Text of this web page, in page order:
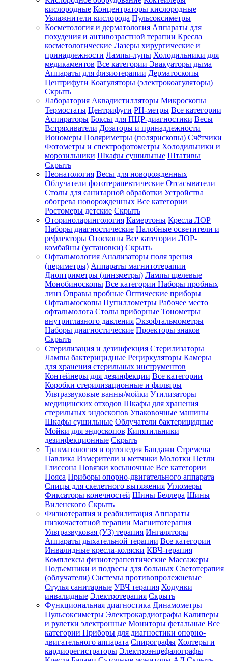
Зарегистрироваться
Зачем
регистрироваться?
Все
покупки
одном
месте
Личный
менеджер
Отслеживание
статуса
заказа
кислородные Концентраторы кислородные
Увлажнители кислорода Пульсоксиметры
Косметология и дерматология Аппараты для
похудения и антивозрастной терапии Кресла
косметологические Лазеры хирургические и
принадлежности Лампы-лупы Холодильники для
медикаментов Все категории Эвакуаторы дыма
Аппараты для физиотерапии Дерматоскопы
Центрифуги Коагуляторы (электрокоагуляторы)
Скрыть
Лаборатория Аквадистилляторы Микроскопы
Термостаты Центрифуги PH-метры Все категории
Аспираторы Боксы для ПЦР-диагностики Весы
Встряхиватели Дозаторы и принадлежности
Иономеры Поляриметры (полярископы) Счётчики
Фотометры и спектрофотометры Холодильники и
морозильники Шкафы сушильные Штативы
Скрыть
Неонатология Весы для новорожденных
Облучатели фототерапевтические Отсасыватели
Столы для санитарной обработки Устройства
обогрева новорожденных Все категории
Ростомеры детские Скрыть
Оториноларингология Камертоны Кресла ЛОР
Наборы диагностические Налобные осветители и
рефлекторы Отоскопы Все категории ЛОР-
комбайны (установки) Скрыть
Офтальмология Анализаторы поля зрения
(периметры) Аппараты магнитотерапии
Диоптриметры (линзметры) Лампы щелевые
Монобиноскопы Все категории Наборы пробных
линз Оправы пробные Оптические приборы
Офтальмоскопы Пупиллометры Рабочее место
офтальмолога Столы приборные Тонометры
внутриглазного давления Экзофтальмометры
Наборы диагностические Проекторы знаков
Скрыть
Стерилизация и дезинфекция Стерилизаторы
Лампы бактерицидные Рециркуляторы Камеры
для хранения стерильных инструментов
Контейнеры для дезинфекции Все категории
Коробки стерилизационные и фильтры
Ультразвуковые ванны/мойки Утилизаторы
медицинских отходов Шкафы для хранения
стерильных эндоскопов Упаковочные машины
Шкафы сушильные Облучатели бактерицидные
Мойки для эндоскопов Кипятильники
дезинфекционные Скрыть
Травматология и ортопедия Бандажи Стремена
Павлика Измерители и метчики Молотки Петли
Глиссона Повязки косыночные Все категории
Пояса Приборы опорно-двигательного аппарата
Спицы для скелетного вытяжения Угломеры
Фиксаторы конечностей Шины Беллера Шины
Виленского Скрыть
Физиотерапия и реабилитация Аппараты
низкочастотной терапии Магнитотерапия
Ультразвуковая (УЗ) терапия Ингаляторы
Аппараты дыхательной терапии Все категории
Инвалидные кресла-коляски КВЧ-терапия
Комплексы физиотерапевтические Массажеры
Подъемники и подвесы для больных Светотерапия
(облучатели) Системы противопролежневые
Стулья санитарные УВЧ терапия Ходунки
инвалидные Электротерапия Скрыть
Функциональная диагностика Динамометры
Пульсоксиметры Электрокардиографы Калиперы
и рулетки электронные Мониторы фетальные Все
категории Приборы для диагностики опорно-
двигательного аппарата Спирографы Холтеры и
кардиорегистраторы Электроэнцефалографы